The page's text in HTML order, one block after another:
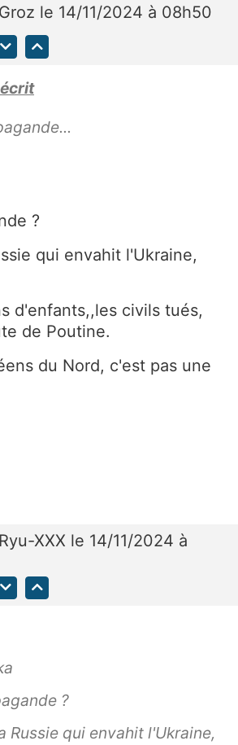
Groz le 14/11/2024 à 08h50
?
qui envahit l'Ukraine,
d'enfants,,les civils tués,
de Poutine.
du Nord, c'est pas une
Ryu-XXX le 14/11/2024 à
?
Russie qui envahit l'Ukraine,